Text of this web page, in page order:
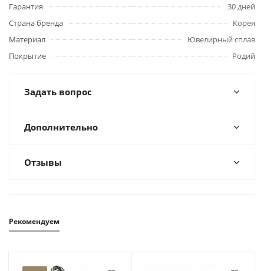
Гарантия
30 дней
Страна бренда
Корея
Материал
Ювелирный сплав
Покрытие
Родий
Задать вопрос
Дополнительно
Отзывы
Рекомендуем